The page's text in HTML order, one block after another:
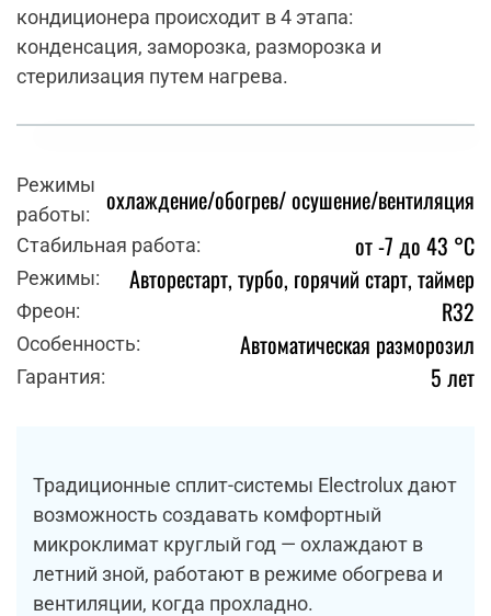
кондиционера происходит в 4 этапа:
конденсация, заморозка, разморозка и
стерилизация путем нагрева.
Режимы
работы:
охлаждение/обогрев/ осушение/вентиляция
Стабильная работа: от -7 до 43 °C
Режимы: Авторестарт, турбо, горячий старт, таймер
Фреон: R32
Особенность: Автоматическая разморозил
Гарантия: 5 лет
Традиционные сплит-системы Electrolux дают
возможность создавать комфортный
микроклимат круглый год — охлаждают в
летний зной, работают в режиме обогрева и
вентиляции, когда прохладно.